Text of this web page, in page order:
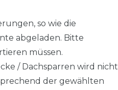
so wie die
abgeladen. Bitte
müssen.
/ Dachsparren wird nicht
der gewählten